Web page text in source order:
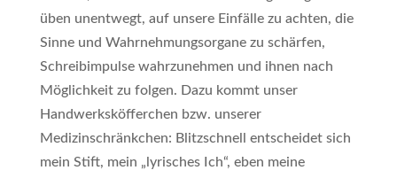
üben unentwegt, auf unsere Einfälle zu achten, die
Sinne und Wahrnehmungsorgane zu schärfen,
Schreibimpulse wahrzunehmen und ihnen nach
Möglichkeit zu folgen. Dazu kommt unser
Handwerksköfferchen bzw. unserer
Medizinschränkchen: Blitzschnell entscheidet sich
mein Stift, mein „lyrisches Ich“, eben meine